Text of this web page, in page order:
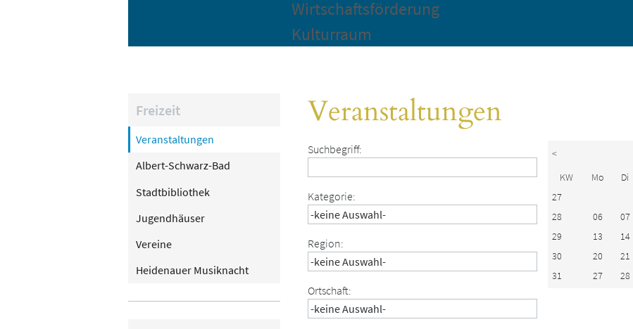
Wirtschaftsförderung
Kulturraum
Freizeit
Veranstaltungen
Albert-Schwarz-Bad
Stadtbibliothek
Jugendhäuser
Vereine
Heidenauer Musiknacht
Veranstaltungen
Suchbegriff:
Kategorie:
Region:
Ortschaft:
<
KW
Mo Di
27
28
06 07
29
13 14
30
20 21
31
27 28